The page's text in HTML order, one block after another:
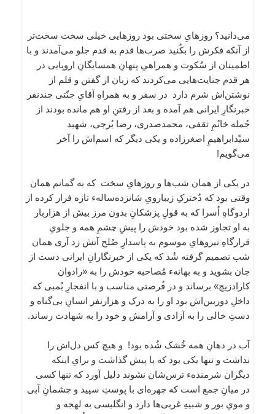
می‌دانید؟ روزهایِ سختی بود روزهایی خیلی سخت سخت‌تر
از آنکه فکرش را بکُنید صرب‌ها قدم به قدم جلو می‌آمدند و با
اطمینان از سُکوت و همراهیِ پنهانِ همسایگانِ اروپایی در
هر قدم جنایت‌هایی می‌کردند که زبان از گفتن و قلم از
نوشتن‌اش شرم دارد در سفر و به همراهِ آقایِ جنّتی چندنفر
خبرنگارِ ایرانی هم آمده و بعد از رفتنِ او هم مانده بودند از
جُمله خانُمِ ثقفی، محمدصدری، رضا بُرجی، شهید
سیّدابراهیمِ اصغرزاده و یکی دیگر که اسم‌اش را آخر
می‌گویم!
در یکی از همان شب‌ها و روزهایِ سخت که به گمانم همان
وقتی بود که دُخترکِ زیبارویِ شانزده‌سالهء تازه فرار کرده از
اردوگاهِ اُسرا که به قولِ پزشکانِ بدون مرز بیش از هزاربار
به او تجاوز شده بود خودش را پیشِ چشمِ همه و جلویِ
قرارگاهِ نیروهایِ موسوم به پاسدارِ صُلح آتش زد آری همان
شب تصمیم گرفته شُد که یکی از خبرنگارانِ ایرانی دست از
جان بشوید و به بهانهء مُصاحبه خودش را به «رادوان
کارادزیچ» برساند و در فُرصتی مناسب و با انفجارِ بُمبی که
داخلِ دوربین‌اش بود او را به درک و هزارنفر انسانِ بی‌گناه و
دستِ خالی را به آزادی و آرامش و خود را به شهادت رساند.
آب در دهانِ همه خُشک شُده بود! و هیچ کس دل‌اش را
نداشت و تنها یکی بود که پا پیش گذاشت و برایِ اینکه
دیگران شرمندهء ترس‌شان نشوند دلیل آورد که تنها کسی
در میانِ جمع است که چهره‌ای با پوستِ سپید و چشمانِ آبی
و مویِ بور و شبیهِ غربی‌ها دارد و انگلیسی به لهجه و